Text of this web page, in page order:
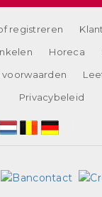
registreren
Horeca
Privacybeleid